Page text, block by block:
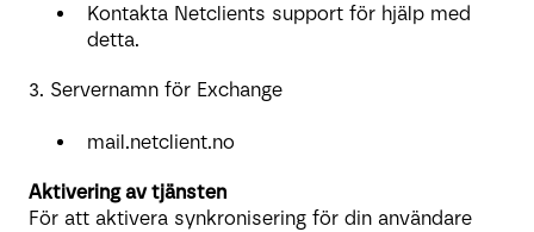
Kontakta Netclients support för hjälp med
detta.
3. Servernamn för Exchange
mail.netclient.no
Aktivering av tjänsten
För att aktivera synkronisering för din användare